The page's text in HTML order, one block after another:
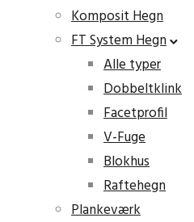
Komposit Hegn
FT System Hegn
Alle typer
Dobbeltklink
Facetprofil
V-Fuge
Blokhus
Raftehegn
Plankeværk